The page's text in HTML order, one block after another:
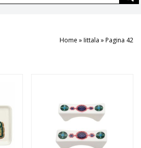
Home »Iittala »Pagina 42